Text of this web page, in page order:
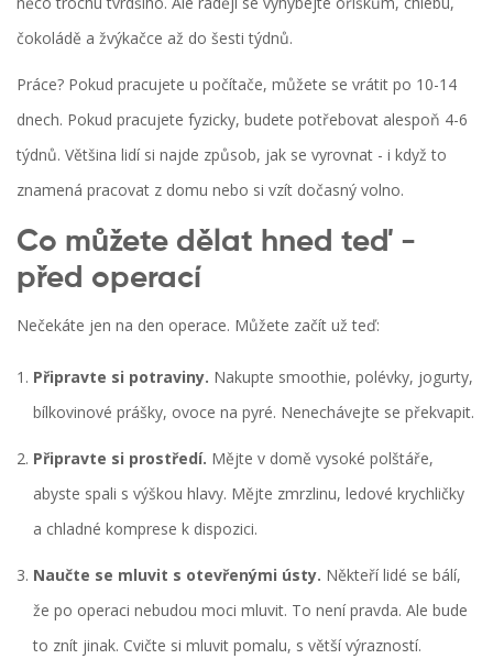
čokoládě a žvýkačce až do šesti týdnů.
Práce? Pokud pracujete u počítače, můžete se vrátit po 10-14
dnech. Pokud pracujete fyzicky, budete potřebovat alespoň 4-6
týdnů. Většina lidí si najde způsob, jak se vyrovnat - i když to
znamená pracovat z domu nebo si vzít dočasný volno.
Co můžete dělat hned teď -
před operací
Nečekáte jen na den operace. Můžete začít už teď:
Připravte si potraviny. Nakupte smoothie, polévky, jogurty,
bílkovinové prášky, ovoce na pyré. Nenechávejte se překvapit.
Připravte si prostředí. Mějte v domě vysoké polštáře,
abyste spali s výškou hlavy. Mějte zmrzlinu, ledové krychličky
a chladné komprese k dispozici.
Naučte se mluvit s otevřenými ústy. Někteří lidé se bálí,
že po operaci nebudou moci mluvit. To není pravda. Ale bude
to znít jinak. Cvičte si mluvit pomalu, s větší výrazností.